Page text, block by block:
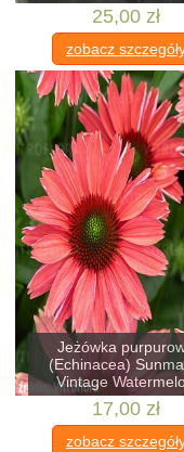
25,00 zł
zobacz
Jeżówka
(Echinacea)
Vintage
17,00 zł
zobacz